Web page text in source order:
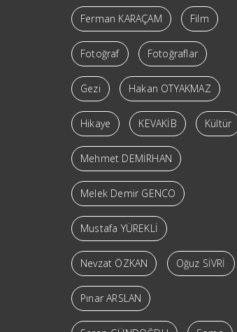
Ferman KARAÇAM Film
Fotoğraf Fotoğraflar
Gezi Hakan OTYAKMAZ
Hikaye KEVAKİB Kültür
Mehmet DEMİRHAN
Melek Demir GENCO
Mustafa YÜREKLİ
Nevzat ÖZKAN Oğuz SİVRİ
Pınar ARSLAN